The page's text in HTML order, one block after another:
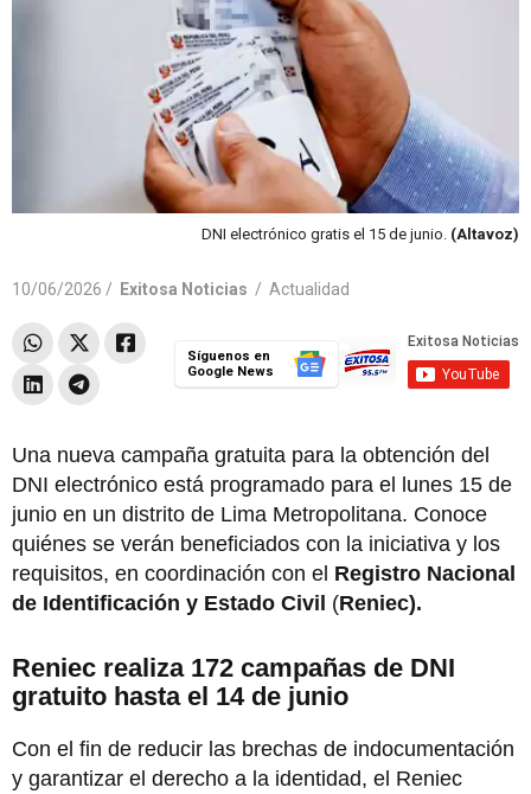
DNI electrónico gratis el 15 de junio. (Altavoz)
10/06/2026 / Exitosa Noticias / Actualidad
Síguenos en
Google News
Una nueva campaña gratuita para la obtención del
DNI electrónico está programado para el lunes 15 de
junio en un distrito de Lima Metropolitana. Conoce
quiénes se verán beneficiados con la iniciativa y los
requisitos, en coordinación con el Registro Nacional
de Identificación y Estado Civil (Reniec).
Reniec realiza 172 campañas de DNI
gratuito hasta el 14 de junio
Con el fin de reducir las brechas de indocumentación
y garantizar el derecho a la identidad, el Reniec